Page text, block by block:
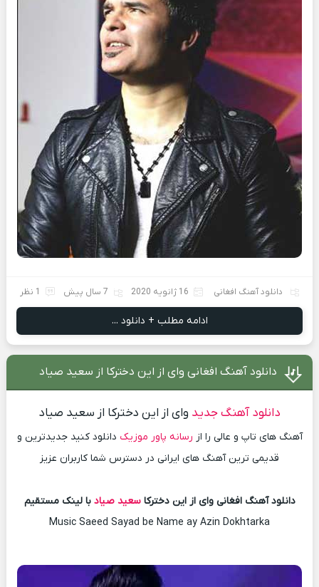
دانلود آهنگ افغانی 16 ژانویه 2020 7 سال پیش 1 نظر
ادامه مطلب + دانلود ...
دانلود آهنگ افغانی وای از این دخترکا از سعید صیاد
دانلود آهنگ جدید وای از این دخترکا از سعید صیاد
آهنگ های تاپ و عالی را از رسانه پاور موزیک دانلود کنید جدیدترین و
قدیمی ترین آهنگ های ایرانی در دسترس شما کاربران عزیز
دانلود آهنگ افغانی وای از این دخترکاسعید صیاد با لینک مستقیم
Music Saeed Sayad be Name ay Azin Dokhtarka